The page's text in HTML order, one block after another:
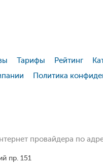
Тарифы Рейтинг
Политика
провайдера по
пр. 151